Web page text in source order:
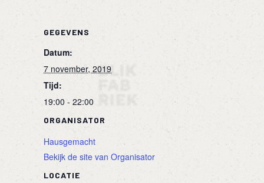
GEGEVENS
Datum:
7 november, 2019
Tijd:
19:00 - 22:00
LOCATIE
ORGANISATOR
Hausgemacht
Bekijk de site van Organisator